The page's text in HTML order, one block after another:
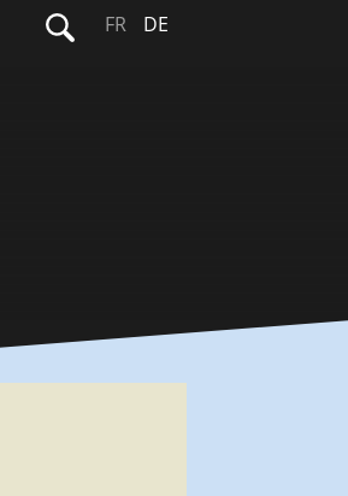
Suchen
nach:
FR DE